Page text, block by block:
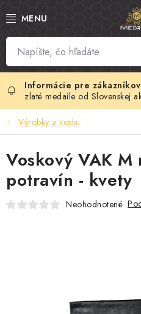
na
SLOVENSKÝ MED
MANUKA MED
VČELÍ PEĽ
MATERSKÁ KAŠIČKA
VČELÍ JED
MEDOVÉ DARČEKOVÉ SETY
zlaté medaile od Slovenskej
Výrobky z vosku
Voskový VAK
potravín - kvety
Neohodnotené